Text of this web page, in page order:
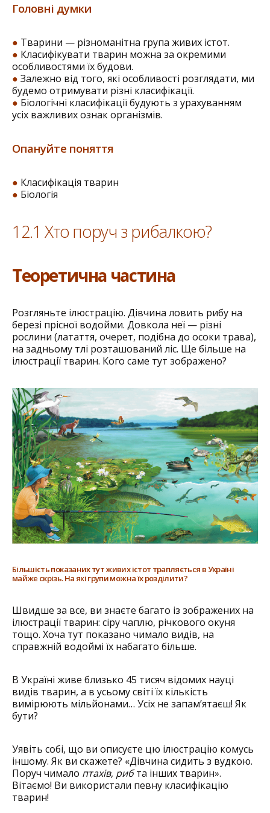
Головні думки
● Тварини — різноманітна група живих істот.
● Класифікувати тварин можна за окремими
особливостями їх будови.
● Залежно від того, які особливості розглядати, ми
будемо отримувати різні класифікації.
● Біологічні класифікації будують з урахуванням
усіх важливих ознак організмів.
Опануйте поняття
● Класифікація тварин
● Біологія
12.1 Хто поруч з рибалкою?
Теоретична частина
Розгляньте ілюстрацію. Дівчина ловить рибу на
березі прісної водойми. Довкола неї — різні
рослини (латаття, очерет, подібна до осоки трава),
на задньому тлі розташований ліс. Ще більше на
ілюстрації тварин. Кого саме тут зображено?
Більшість показаних тут живих істот трапляється в Україні
майже скрізь. На які групи можна їх розділити?
Швидше за все, ви знаєте багато із зображених на
ілюстрації тварин: сіру чаплю, річкового окуня
тощо. Хоча тут показано чимало видів, на
справжній водоймі їх набагато більше.
В Україні живе близько 45 тисяч відомих науці
видів тварин, а в усьому світі їх кількість
вимірюють мільйонами… Усіх не запам’ятаєш! Як
бути?
Уявіть собі, що ви описуєте цю ілюстрацію комусь
іншому. Як ви скажете? «Дівчина сидить з вудкою.
Поруч чимало птахів, рибта інших тварин».
Вітаємо! Ви використали певну класифікацію
тварин!